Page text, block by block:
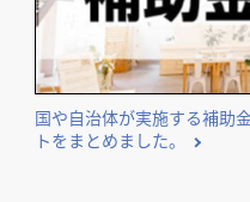
国や自治体が実施する補助
トをまとめました。